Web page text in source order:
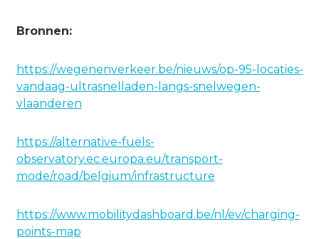
Bronnen:
https://wegenenverkeer.be/nieuws/op-95-locaties-
vandaag-ultrasnelladen-langs-snelwegen-
vlaanderen
https://alternative-fuels-
observatory.ec.europa.eu/transport-
mode/road/belgium/infrastructure
https://www.mobilitydashboard.be/nl/ev/charging-
points-map